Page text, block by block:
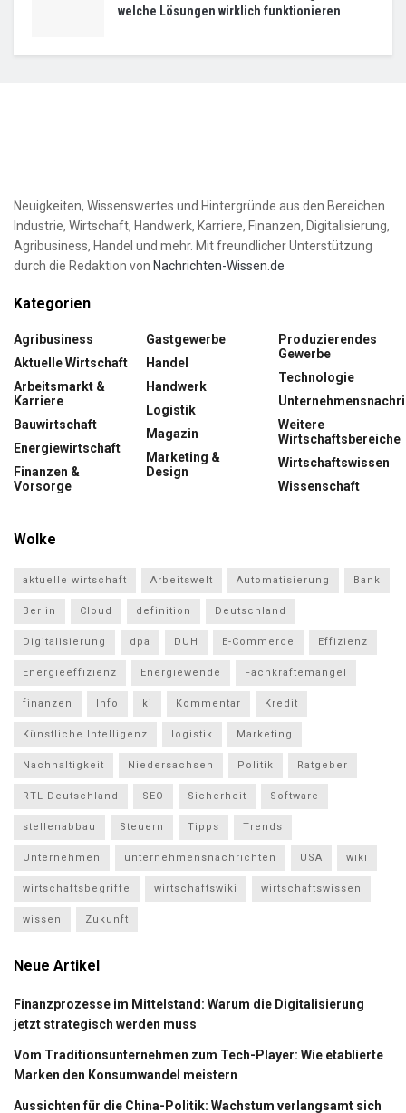
welche Lösungen wirklich funktionieren
Neuigkeiten, Wissenswertes und Hintergründe aus den Bereichen
Industrie, Wirtschaft, Handwerk, Karriere, Finanzen, Digitalisierung,
Agribusiness, Handel und mehr. Mit freundlicher Unterstützung
durch die Redaktion von Nachrichten-Wissen.de
Kategorien
Agribusiness
Aktuelle Wirtschaft
Arbeitsmarkt &
Karriere
Bauwirtschaft
Energiewirtschaft
Finanzen &
Vorsorge
Gastgewerbe
Handel
Handwerk
Logistik
Magazin
Marketing &
Design
Produzierendes
Gewerbe
Technologie
Weitere
Wirtschaftsbereiche
Wirtschaftswissen
Wissenschaft
Wolke
aktuelle wirtschaft Arbeitswelt Automatisierung Bank
Berlin Cloud definition Deutschland
Digitalisierung dpa DUH E-Commerce Effizienz
Energieeffizienz Energiewende Fachkräftemangel
finanzen Info ki Kommentar Kredit
Künstliche Intelligenz logistik Marketing
Nachhaltigkeit Niedersachsen Politik Ratgeber
RTL Deutschland SEO Sicherheit Software
stellenabbau Steuern Tipps Trends
Unternehmen unternehmensnachrichten USA wiki
wirtschaftsbegriffe wirtschaftswiki wirtschaftswissen
wissen Zukunft
Neue Artikel
Finanzprozesse im Mittelstand: Warum die Digitalisierung
jetzt strategisch werden muss
Vom Traditionsunternehmen zum Tech-Player: Wie etablierte
Marken den Konsumwandel meistern
Aussichten für die China-Politik: Wachstum verlangsamt sich